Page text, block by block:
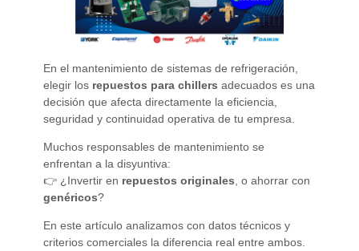
En el mantenimiento de sistemas de refrigeración,
elegir los repuestos para chillers adecuados es una
decisión que afecta directamente la eficiencia,
seguridad y continuidad operativa de tu empresa.
Muchos responsables de mantenimiento se
enfrentan a la disyuntiva:
👉 ¿Invertir en repuestos originales, o ahorrar con
genéricos?
En este artículo analizamos con datos técnicos y
criterios comerciales la diferencia real entre ambos.